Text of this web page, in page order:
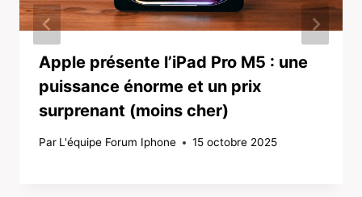
Apple présente l’iPad Pro M5 : une
puissance énorme et un prix
surprenant (moins cher)
Par L'équipe Forum Iphone 15 octobre 2025